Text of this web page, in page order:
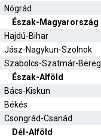
Nógrád
Észak-Magyarország
Hajdú-Bihar
Jász-Nagykun-Szolnok
Szabolcs-Szatmár-Bereg
Észak-Alföld
Bács-Kiskun
Békés
Csongrád-Csanád
Dél-Alföld